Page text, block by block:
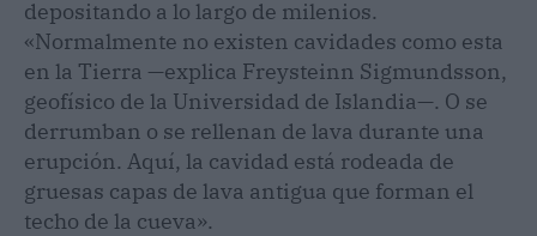
depositando a lo largo de milenios.
«Normalmente no existen cavidades como esta
en la Tierra —explica Freysteinn Sigmundsson,
geofísico de la Universidad de Islandia—. O se
derrumban o se rellenan de lava durante una
erupción. Aquí, la cavidad está rodeada de
gruesas capas de lava antigua que forman el
techo de la cueva».